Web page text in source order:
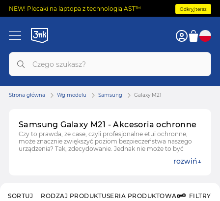
NEW! Plecaki na laptopa z technologią AST™ Odkryj teraz
Samsung Galaxy M21 - Akcesoria ochronne
Czy to prawda, że case, czyli profesjonalne etui ochronne,
może znacznie zwiększyć poziom bezpieczeństwa naszego
urządzenia? Tak, zdecydowanie. Jednak nie może to być
rozwiń
Strona główna Wg modelu Samsung Galaxy M21
RODZAJ PRODUKTUSERIA PRODUKTOWA FILTRY
SORTUJ